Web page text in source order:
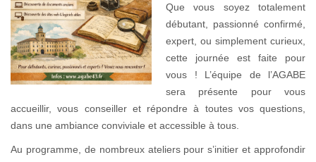
Que vous soyez totalement
débutant, passionné confirmé,
expert, ou simplement curieux,
cette journée est faite pour
vous ! L’équipe de l’AGABE
sera présente pour vous
accueillir, vous conseiller et répondre à toutes vos questions,
dans une ambiance conviviale et accessible à tous.
Au programme, de nombreux ateliers pour s’initier et approfondir